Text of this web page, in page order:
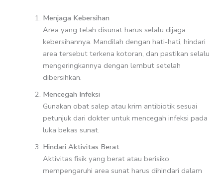
Menjaga Kebersihan
Area yang telah disunat harus selalu dijaga
kebersihannya. Mandilah dengan hati-hati, hindari
area tersebut terkena kotoran, dan pastikan selalu
mengeringkannya dengan lembut setelah
dibersihkan.
Mencegah Infeksi
Gunakan obat salep atau krim antibiotik sesuai
petunjuk dari dokter untuk mencegah infeksi pada
luka bekas sunat.
Hindari Aktivitas Berat
Aktivitas fisik yang berat atau berisiko
mempengaruhi area sunat harus dihindari dalam